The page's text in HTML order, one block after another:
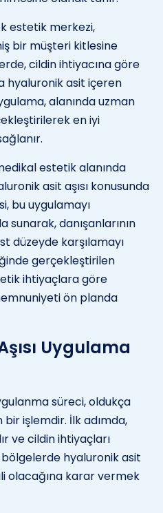
estetik merkezi,
bir müşteri kitlesine
cildin ihtiyacına göre
hyaluronik asit içeren
alanında uzman
en iyi
estetik alanında
asit aşısı konusunda
bu uygulamayı
danışanlarının
düzeyde karşılamayı
gerçekleştirilen
ihtiyaçlara göre
ön planda
Uygulama
süreci, oldukça
işlemdir. İlk adımda,
ve cildin ihtiyaçları
hyaluronik asit
olacağına karar vermek